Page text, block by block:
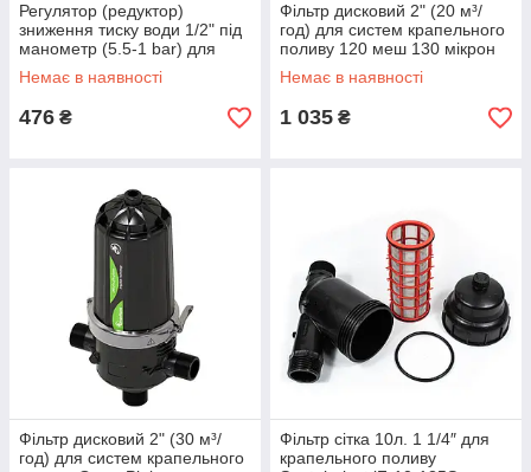
Регулятор (редуктор)
зниження тиску води 1/2" під
манометр (5.5-1 bar) для
систем крапельного поливу
Немає в наявності
476 ₴
Фільтр дисковий 2" (20 м³/
год) для систем крапельного
поливу 120 меш 130 мікрон
(OxiDrip)
Немає в наявності
1 035 ₴
Фільтр дисковий 2" (30 м³/
год) для систем крапельного
Фільтр сітка 10л. 1 1/4″ для
крапельного поливу